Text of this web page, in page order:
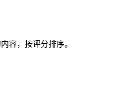
容，按评分排序。